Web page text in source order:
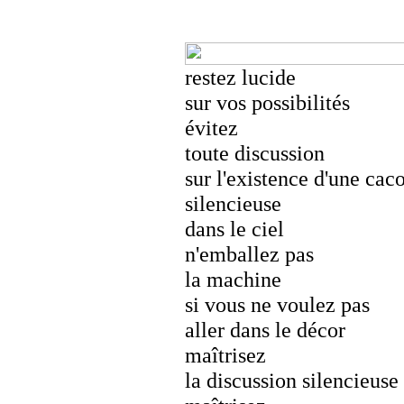
restez lucide
sur vos possibilités
évitez
toute discussion
sur l'existence d'une
silencieuse
dans le ciel
n'emballez pas
la machine
si vous ne voulez pas
aller dans le décor
maîtrisez
la discussion silencieuse